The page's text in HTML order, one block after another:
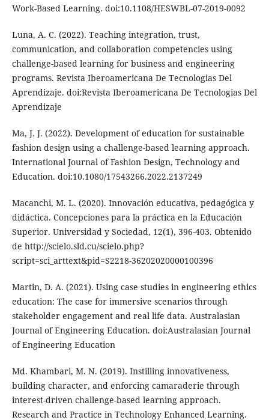
Work-Based Learning. doi:10.1108/HESWBL-07-2019-0092
Luna, A. C. (2022). Teaching integration, trust,
communication, and collaboration competencies using
challenge-based learning for business and engineering
programs. Revista Iberoamericana De Tecnologias Del
Aprendizaje. doi:Revista Iberoamericana De Tecnologias Del
Aprendizaje
Ma, J. J. (2022). Development of education for sustainable
fashion design using a challenge-based learning approach.
International Journal of Fashion Design, Technology and
Education. doi:10.1080/17543266.2022.2137249
Macanchi, M. L. (2020). Innovación educativa, pedagógica y
didáctica. Concepciones para la práctica en la Educación
Superior. Universidad y Sociedad, 12(1), 396-403. Obtenido
de http://scielo.sld.cu/scielo.php?
script=sci_arttext&pid=S2218-36202020000100396
Martin, D. A. (2021). Using case studies in engineering ethics
education: The case for immersive scenarios through
stakeholder engagement and real life data. Australasian
Journal of Engineering Education. doi:Australasian Journal
of Engineering Education
Md. Khambari, M. N. (2019). Instilling innovativeness,
building character, and enforcing camaraderie through
interest-driven challenge-based learning approach.
Research and Practice in Technology Enhanced Learning.